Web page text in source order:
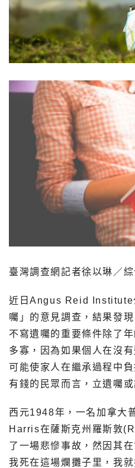
臺灣調查網記者徐以琳／
近日Angus Reid Institute
囑」的意見調查，結果發
不寫遺囑的重要條件除了
多寡，因為如果個人在沒
可能使家人在繼承過程中
有錢的民眾而言，立遺囑
西元1948年，一名加拿大
Harris在薩斯克州羅斯敦
了一場悲慘事故，然因其
我死在這場爛攤子里，我